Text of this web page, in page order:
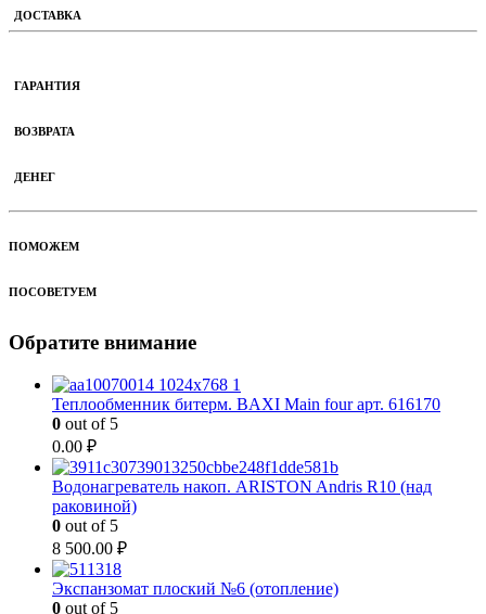
ДОСТАВКА
ГАРАНТИЯ
ВОЗВРАТА
ДЕНЕГ
ПОМОЖЕМ
ПОСОВЕТУЕМ
Обратите внимание
Теплообменник битерм. BAXI Main four арт. 616170
0 out of 5
0.00 ₽
Водонагреватель накоп. ARISTON Andris R10 (над
раковиной)
0 out of 5
8 500.00 ₽
Экспанзомат плоский №6 (отопление)
0 out of 5